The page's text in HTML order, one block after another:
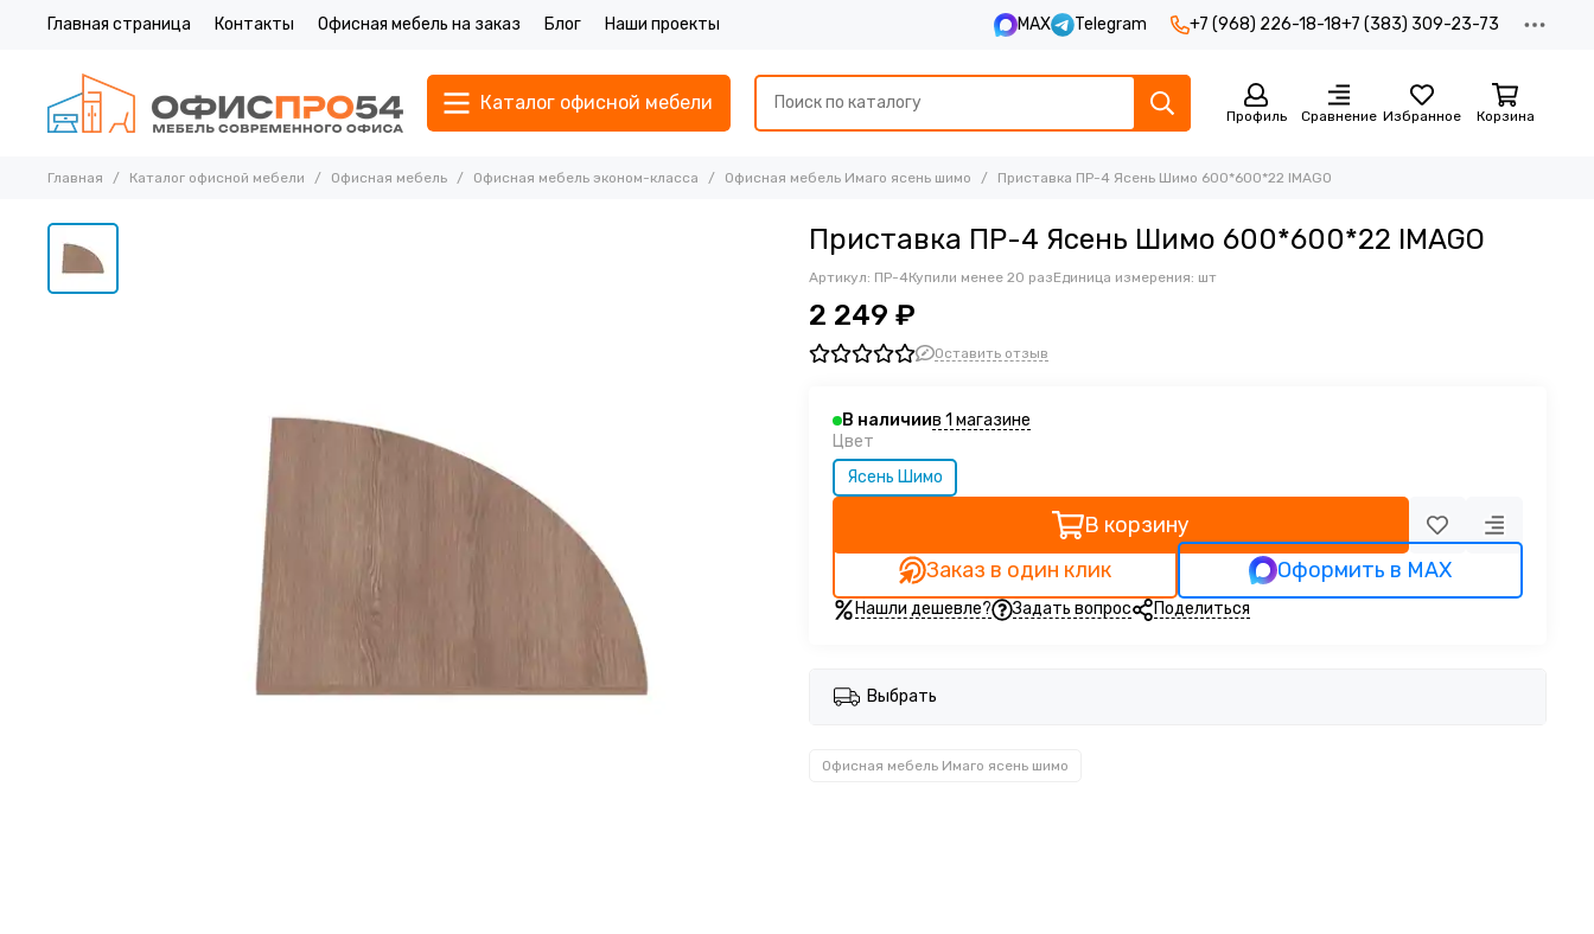
Главная страница Контакты Офисная мебель на заказ Блог Наши проекты MAX Telegram +7 (968) 226-18-18+7 (383) 309-23-73
Каталог офисной мебели
Профиль Сравнение Избранное Корзина
Главная Каталог офисной мебели Офисная мебель Офисная мебель эконом-класса Офисная мебель Имаго ясень шимо Приставка ПР-4 Ясень Шимо 600*600*22 IMAGO
Приставка ПР-4 Ясень Шимо 600*600*22 IMAGO
Артикул: ПР-4Купили менее 20 разЕдиница измерения: шт
2 249 ₽
Оставить отзыв
В наличиив 1 магазине
Цвет
Ясень Шимо
В корзину
Заказ в один клик
Оформить в MAX
Нашли дешевле? Задать вопрос Поделиться
Выбрать
Офисная мебель Имаго ясень шимо